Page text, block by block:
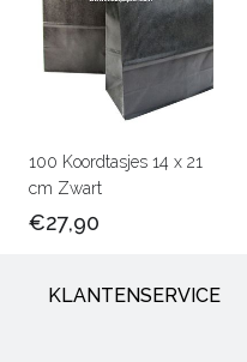
100 Koordtasjes 14 x 21
cm Zwart
€27,90
KLANTENSERVICE